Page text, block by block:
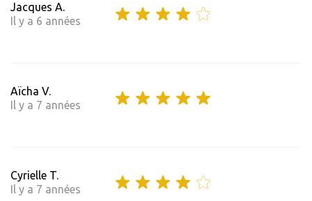
Jacques A.
Il y a 6 années
Aïcha V.
Il y a 7 années
Cyrielle T.
Il y a 7 années